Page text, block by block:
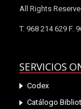
All Rights
T. 968 214 629 F.
SERVICIOS
Codex
Catálogo